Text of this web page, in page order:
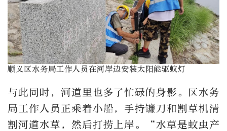
顺义区水务局工作人员在河岸边安装太阳能驱蚊灯
与此同时，河道里也多了忙碌的身影。区水务
局工作人员正乘着小船，手持镰刀和割草机清
割河道水草，然后打捞上岸。“水草是蚊虫产